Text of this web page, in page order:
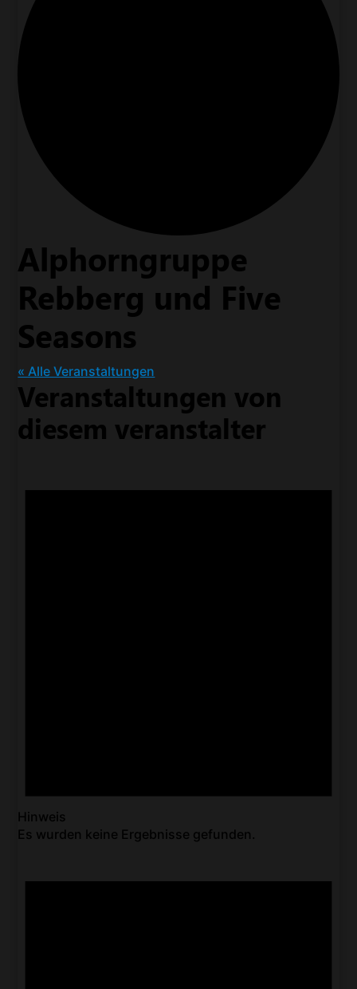
Alphorngruppe
Rebberg und Five
Seasons
« Alle Veranstaltungen
Veranstaltungen von
diesem veranstalter
Hinweis
Es wurden keine Ergebnisse gefunden.